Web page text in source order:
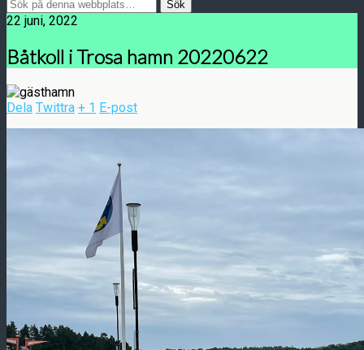
22 juni, 2022
Båtkoll i Trosa hamn 20220622
Dela Twittra + 1 E-post